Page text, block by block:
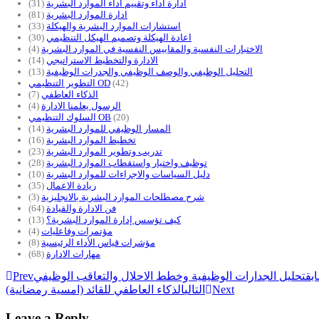
ادارة اداء وتقييم اداء الموارد البشرية (31)
ادارة الموارد البشرية (81)
استشارات الموارد البشرية والهيكلة (33)
اعادة الهيكلة وتصميم الهيكل التنظيمي (30)
الاختبارات النفسية والمقاييس النفسية في الموارد البشرية (4)
الادارة والتخطيط الاستراتيجي (14)
التحليل الوظيفي والوصف الوظيفي والجدرات الوظيفية (13)
التطوير التنظيمي OD (42)
الذكاء العاطفي (7)
الرسول يعلمنا الادارة (4)
السلوك التنظيمي OB (20)
المسار الوظيفي للموارد البشرية (14)
تخطيط الموارد البشرية (16)
تدريب وتطوير الموارد البشرية (23)
توظيف واختيار واستقطاب الموارد البشرية (28)
دليل السياسات والاجراءات للموارد البشرية (10)
ريادة الاعمال (35)
شرح مصطلحات الموارد البشرية بالانجليزية (3)
فن الادارة والقيادة (64)
كيف تؤسس إدارة الموارد البشرية؟ (13)
مؤتمرات وفاعليات (4)
مؤشرات قياس الأداء الرئيسية (8)
مهارات الادارة (68)
Prevتحليل الجدارات الوظيفية وخطط الاحلال والتعاقب الوظيفي
التاليالذكاء العاطفي للقائد (امسية رمضانية) Next